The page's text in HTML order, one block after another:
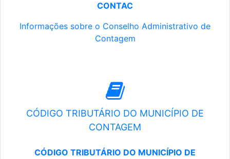
CONTAC
Informações sobre o Conselho Administrativo de
Contagem
CÓDIGO TRIBUTÁRIO DO MUNICÍPIO DE
CONTAGEM
CÓDIGO TRIBUTÁRIO DO MUNICÍPIO DE